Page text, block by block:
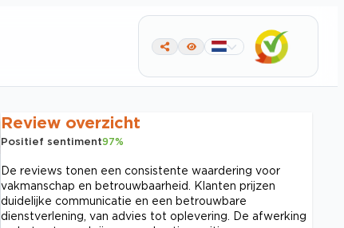
Review overzicht
Positief sentiment97%
De reviews tonen een consistente waardering voor
vakmanschap en betrouwbaarheid. Klanten prijzen
duidelijke communicatie en een betrouwbare
dienstverlening, van advies tot oplevering. De afwerking